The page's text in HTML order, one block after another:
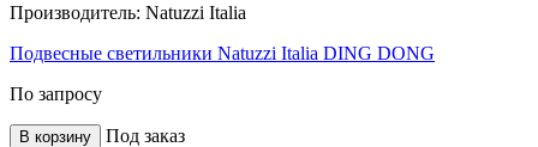
Производитель: Natuzzi Italia
Подвесные светильники Natuzzi Italia DING DONG
По запросу
В корзину Под заказ